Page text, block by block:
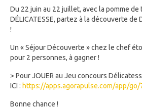
Du 22 juin au 22 juillet, avec la pomme
DÉLICATESSE, partez à la découverte de
!
Un « Séjour Découverte » chez le chef
pour 2 personnes, à gagner !
> Pour JOUER au Jeu concours
ICI : https://apps.agorapulse.com/app/
Bonne chance !